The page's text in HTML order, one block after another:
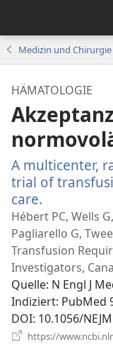
Medizin und Chirurgie
HÄMATOLOGIE
A multicenter,
trial of
care.
neues
Fenster)
Hébert PC, Wells
Pagliarello G,
Transfusion
Investigators,
Quelle‎: N Engl J
Indiziert‎: PubMed
DOI‎: 10.1056/
https://